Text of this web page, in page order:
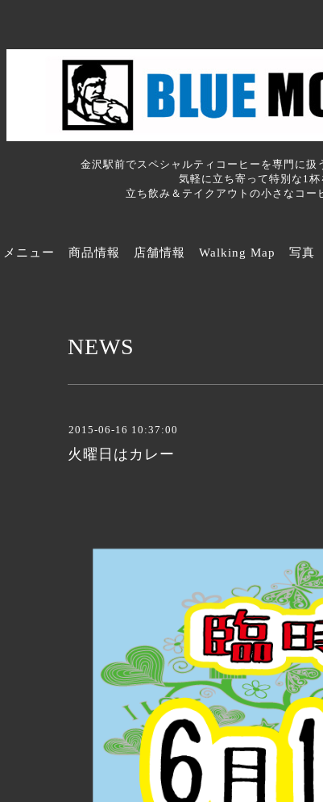
金沢駅前でスペシャルティコーヒーを専門に扱
気軽に立ち寄って特別な1杯
立ち飲み＆テイクアウトの小さなコー
メニュー 商品情報 店舗情報 Walking Map 写真
NEWS
2015-06-16 10:37:00
火曜日はカレー